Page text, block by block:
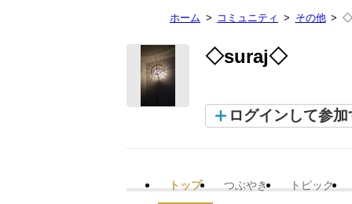
ホーム コミュニティ その他
◇suraj◇
ログインして参加
トップ つぶやき トピック